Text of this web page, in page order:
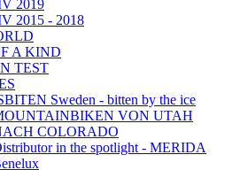
2019
2015 - 2018
A KIND
TEST
Sweden - bitten by the ice
VON UTAH
COLORADO
in the spotlight - MERIDA